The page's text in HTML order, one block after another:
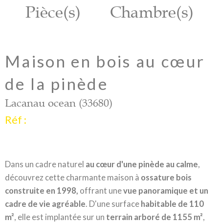
Pièce(s) Chambre(s)
Maison en bois au cœur
de la pinède
Lacanau ocean (33680)
Réf :
Dans un cadre naturel au cœur d'une pinède au calme,
découvrez cette charmante maison à ossature bois
construite en 1998, offrant unevue panoramique et un
cadre de vie agréable. D'une surface habitable de 110
m², elle est implantée sur un terrain arboré de 1155 m²,